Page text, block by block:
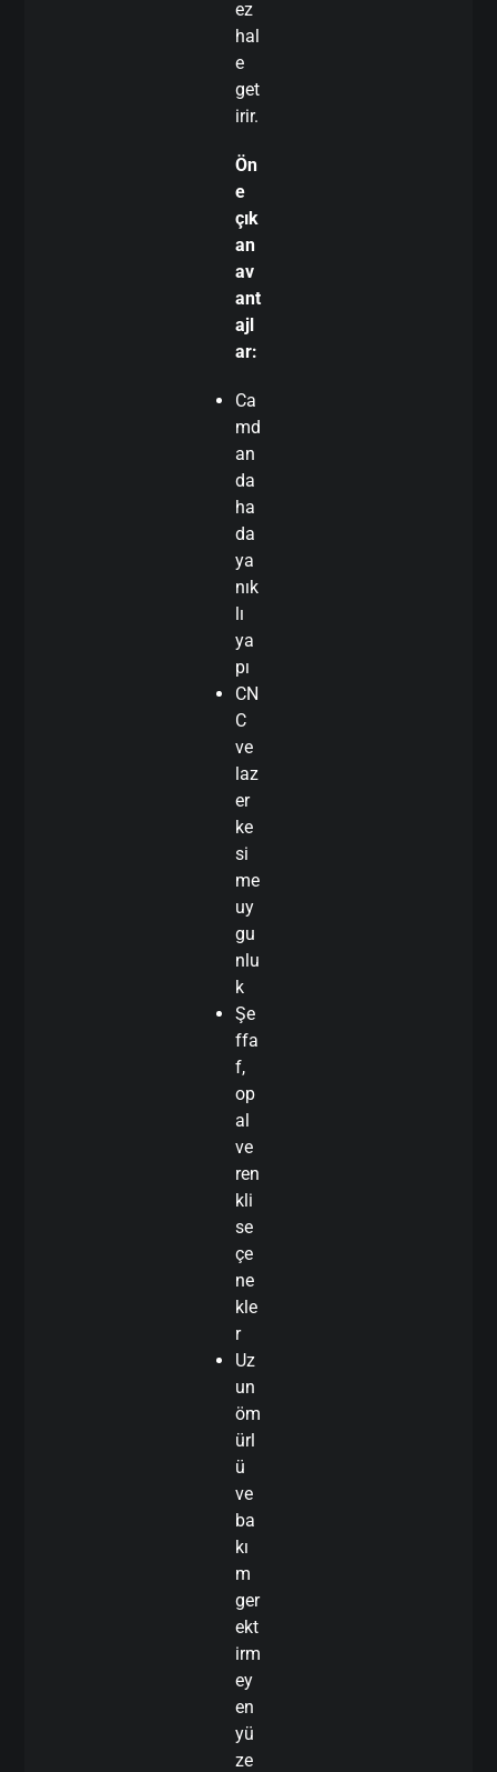
ez
hal
e
get
irir.
Ön
e
çık
an
av
ant
ajl
ar:
Ca
md
an
da
ha
da
ya
nık
lı
ya
pı
CN
C
ve
laz
er
ke
si
me
uy
gu
nlu
k
Şe
ffa
f,
op
al
ve
ren
kli
se
çe
ne
kle
r
Uz
un
öm
ürl
ü
ve
ba
kı
m
ger
ekt
irm
ey
en
yü
ze